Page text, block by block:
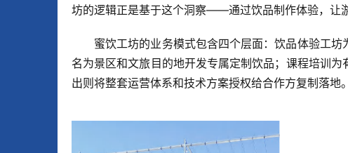
坊的逻辑正是基于这个洞察——通过饮品制作体验，让
蜜饮工坊的业务模式包含四个层面：饮品体验工
名为景区和文旅目的地开发专属定制饮品；课程培训
出则将整套运营体系和技术方案授权给合作方复制落地